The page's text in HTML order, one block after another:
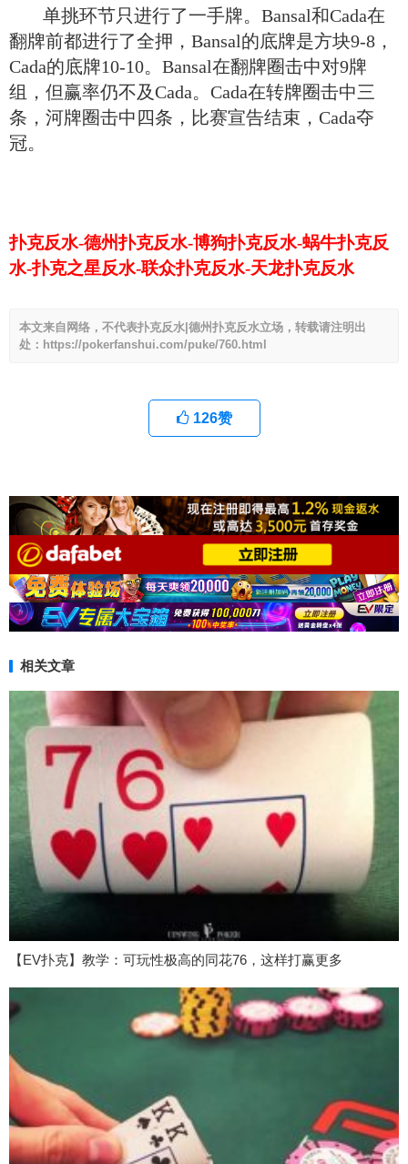
单挑环节只进行了一手牌。Bansal和Cada在
翻牌前都进行了全押，Bansal的底牌是方块9-8，
Cada的底牌10-10。Bansal在翻牌圈击中对9牌
组，但赢率仍不及Cada。Cada在转牌圈击中三
条，河牌圈击中四条，比赛宣告结束，Cada夺
冠。
扑克反水-德州扑克反水-博狗扑克反水-蜗牛扑克反
水-扑克之星反水-联众扑克反水-天龙扑克反水
本文来自网络，不代表扑克反水|德州扑克反水立场，转载请注明出
处：https://pokerfanshui.com/puke/760.html
126赞
相关文章
【EV扑克】教学：可玩性极高的同花76，这样打赢更多